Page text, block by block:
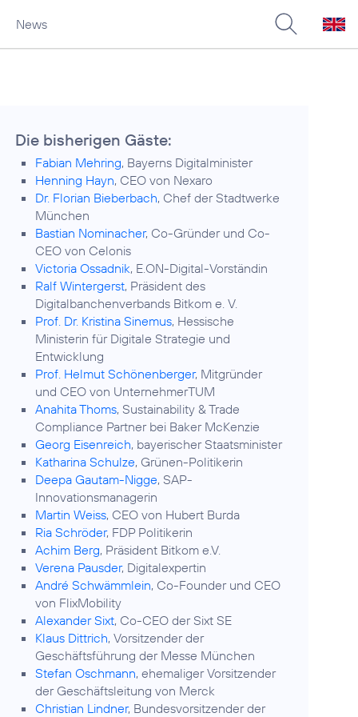
News
Die bisherigen Gäste:
Fabian Mehring, Bayerns Digitalminister
Henning Hayn, CEO von Nexaro
Dr. Florian Bieberbach, Chef der Stadtwerke
München
Bastian Nominacher, Co-Gründer und Co-
CEO von Celonis
Victoria Ossadnik, E.ON-Digital-Vorständin
Ralf Wintergerst, Präsident des
Digitalbanchenverbands Bitkom e. V.
Prof. Dr. Kristina Sinemus, Hessische
Ministerin für Digitale Strategie und
Entwicklung
Prof. Helmut Schönenberger, Mitgründer
und CEO von UnternehmerTUM
Anahita Thoms, Sustainability & Trade
Compliance Partner bei Baker McKenzie
Georg Eisenreich, bayerischer Staatsminister
Katharina Schulze, Grünen-Politikerin
Deepa Gautam-Nigge, SAP-
Innovationsmanagerin
Martin Weiss, CEO von Hubert Burda
Ria Schröder, FDP Politikerin
Achim Berg, Präsident Bitkom e.V.
Verena Pausder, Digitalexpertin
André Schwämmlein, Co-Founder und CEO
von FlixMobility
Alexander Sixt, Co-CEO der Sixt SE
Klaus Dittrich, Vorsitzender der
Geschäftsführung der Messe München
Stefan Oschmann, ehemaliger Vorsitzender
der Geschäftsleitung von Merck
Christian Lindner, Bundesvorsitzender der